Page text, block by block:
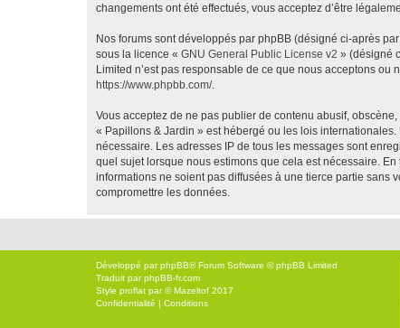
changements ont été effectués, vous acceptez d’être
Nos forums sont développés par phpBB (désigné ci-après
sous la licence « GNU General Public License v2 » (désigné
Limited n’est pas responsable de ce que nous acceptons
https://www.phpbb.com/.
Vous acceptez de ne pas publier de contenu abusif,
« Papillons & Jardin » est hébergé ou les lois
nécessaire. Les adresses IP de tous les messages sont
quel sujet lorsque nous estimons que cela est nécessaire.
informations ne soient pas diffusées à une tierce partie sans
compromettre les données.
Développé parphpBB® Forum Software © phpBB Limited
Traduit parphpBB-fr.com
Style proflat par ©Mazeltof 2017
Confidentialité | Conditions